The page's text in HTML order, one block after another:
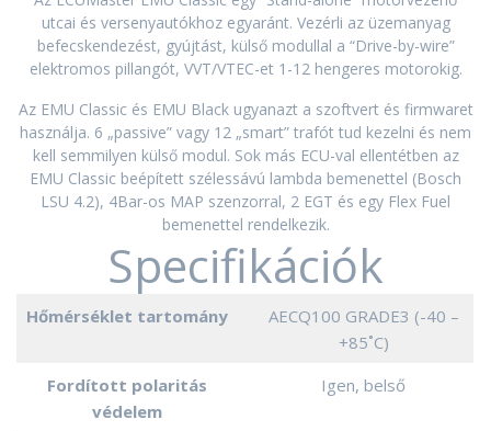
utcai és versenyautókhoz egyaránt. Vezérli az üzemanyag
befecskendezést, gyújtást, külső modullal a “Drive-by-wire”
elektromos pillangót, VVT/VTEC-et 1-12 hengeres motorokig.
Az EMU Classic és EMU Black ugyanazt a szoftvert és firmwaret
használja. 6 „passive” vagy 12 „smart” trafót tud kezelni és nem
kell semmilyen külső modul. Sok más ECU-val ellentétben az
EMU Classic beépített szélessávú lambda bemenettel (Bosch
LSU 4.2), 4Bar-os MAP szenzorral, 2 EGT és egy Flex Fuel
bemenettel rendelkezik.
Specifikációk
Hőmérséklet tartomány
AECQ100 GRADE3 (-40 –
+85˚C)
Fordított polaritás
védelem
Igen, belső